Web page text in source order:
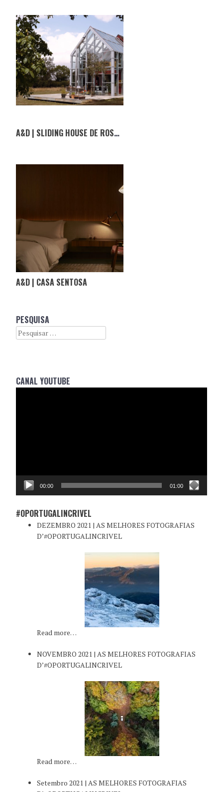
A&D | SLIDING HOUSE DE ROSS RUSSEL EM INGLATERRA
A&D | CASA SENTOSA
PESQUISA
Search
CANAL YOUTUBE
00:00 01:00
#OPORTUGALINCRIVEL
DEZEMBRO 2021 | AS MELHORES FOTOGRAFIAS
D’#OPORTUGALINCRIVEL
Read more…
NOVEMBRO 2021 | AS MELHORES FOTOGRAFIAS
D’#OPORTUGALINCRIVEL
Read more…
Setembro 2021 | AS MELHORES FOTOGRAFIAS